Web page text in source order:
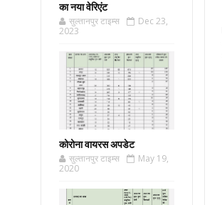
का नया वेरिएंट
सुल्तानपुर टाइम्स
Dec 23,
2023
कोरोना वायरस अपडेट
सुल्तानपुर टाइम्स
May 19,
2020